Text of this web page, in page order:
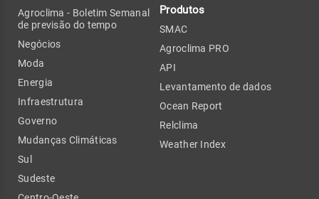
Agroclima - Boletim Semanal
de previsão do tempo
Negócios
Moda
Energia
Infraestrutura
Governo
Mudanças Climáticas
Sul
Sudeste
Produtos
SMAC
Agroclima PRO
API
Levantamento de dados
Ocean Report
Relclima
Weather Index